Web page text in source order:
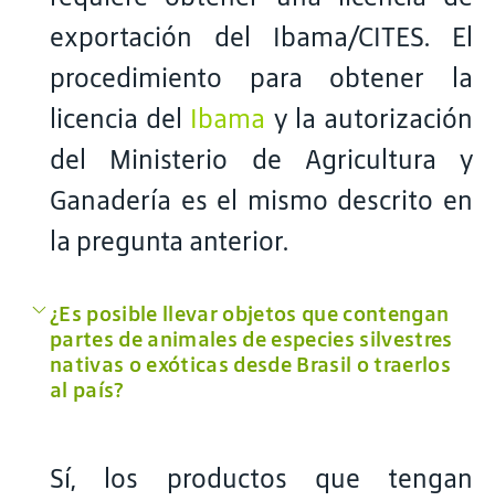
exportación del Ibama/CITES. El
procedimiento para obtener la
licencia del Ibama y la autorización
del Ministerio de Agricultura y
Ganadería es el mismo descrito en
la pregunta anterior.
¿Es posible llevar objetos que contengan
partes de animales de especies silvestres
nativas o exóticas desde Brasil o traerlos
al país?
Sí, los productos que tengan